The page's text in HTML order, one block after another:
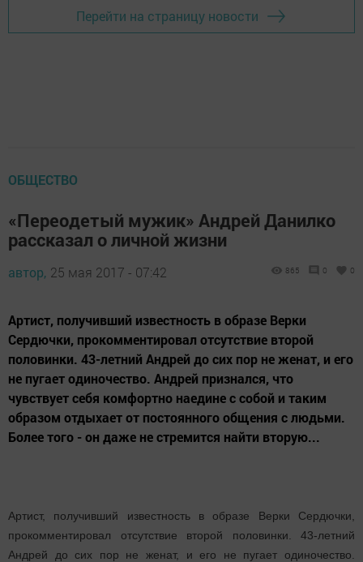
Перейти на страницу новости
ОБЩЕСТВО
«Переодетый мужик» Андрей Данилко
рассказал о личной жизни
автор, 25 мая 2017 - 07:42 865 0 0
Артист, получивший известность в образе Верки
Сердючки, прокомментировал отсутствие второй
половинки. 43-летний Андрей до сих пор не женат, и его
не пугает одиночество. Андрей признался, что
чувствует себя комфортно наедине с собой и таким
образом отдыхает от постоянного общения с людьми.
Более того - он даже не стремится найти вторую...
Артист, получивший известность в образе Верки Сердючки,
прокомментировал отсутствие второй половинки. 43-летний
Андрей до сих пор не женат, и его не пугает одиночество.